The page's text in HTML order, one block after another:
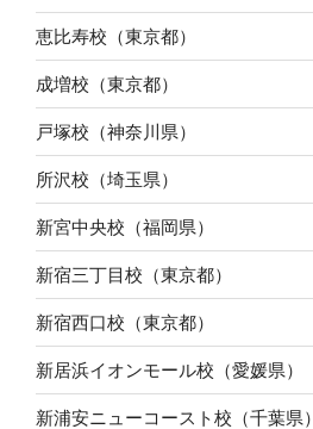
恵比寿校（東京都）
成増校（東京都）
戸塚校（神奈川県）
所沢校（埼玉県）
新宮中央校（福岡県）
新宿三丁目校（東京都）
新宿西口校（東京都）
新居浜イオンモール校（愛媛県）
新浦安ニューコースト校（千葉県）